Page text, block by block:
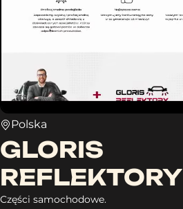
Polska
GLORIS
REFLEKTORY
Części samochodowe.